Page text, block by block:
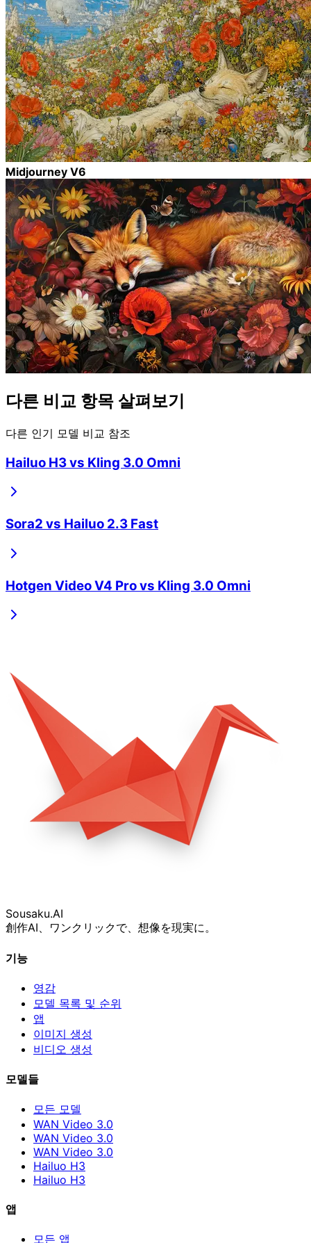
Midjourney V6
다른 비교 항목 살펴보기
다른 인기 모델 비교 참조
Hailuo H3vs Kling 3.0 Omni
Sora2 vs Hailuo 2.3 Fast
Hotgen Video V4 Provs Kling 3.0 Omni
Sousaku.AI
創作AI、ワンクリックで、想像を現実に。
기능
영감
모델 목록 및 순위
앱
이미지 생성
비디오 생성
모델들
모든 모델
WAN Video 3.0
WAN Video 3.0
WAN Video 3.0
Hailuo H3
Hailuo H3
앱
모든 앱